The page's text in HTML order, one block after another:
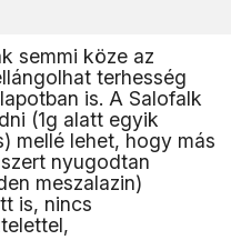
semmi köze az
terhesség
is. A Salofalk
(1g alatt egyik
mellé lehet, hogy más
nyugodtan
meszalazin)
is, nincs